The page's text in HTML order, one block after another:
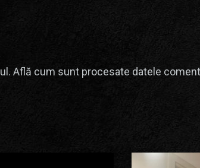
Află cum sunt procesate datele